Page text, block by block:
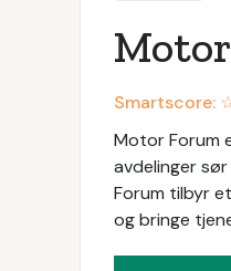
Smartscore:
Motor Forum
avdelinger
Forum tilbyr
og bringe